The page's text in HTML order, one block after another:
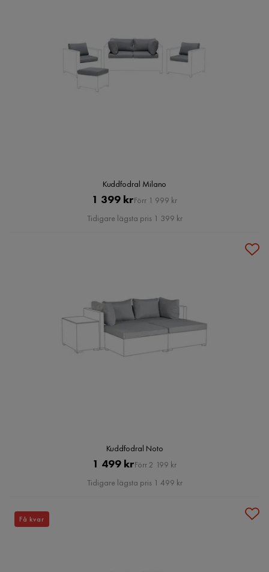
Kuddfodral Milano
Pris
1 399 krOriginal
Pris
Förr 1 999 kr
Tidigare lägsta pris 1 399 kr
Kuddfodral Noto
Pris
1 499 krOriginal
Pris
Förr 2 199 kr
Tidigare lägsta pris 1 499 kr
Få kvar